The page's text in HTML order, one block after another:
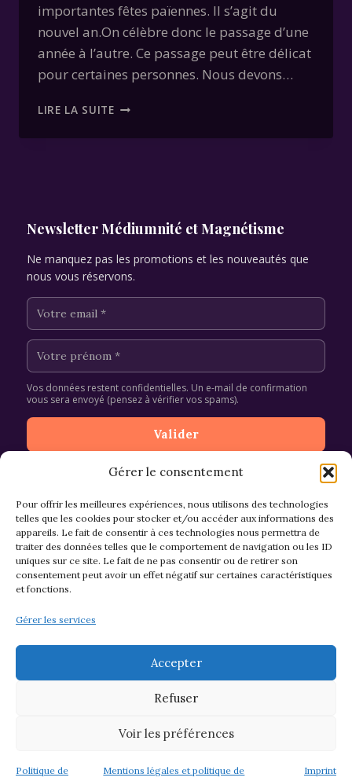
Gérer le consentement
Pour offrir les meilleures expériences, nous utilisons des technologies
telles que les cookies pour stocker et/ou accéder aux informations des
appareils. Le fait de consentir à ces technologies nous permettra de
traiter des données telles que le comportement de navigation ou les ID
uniques sur ce site. Le fait de ne pas consentir ou de retirer son
consentement peut avoir un effet négatif sur certaines caractéristiques
et fonctions.
Gérer les services
Accepter
Refuser
Voir les préférences
Politique de Mentions légales et politique de Imprint
importantes fêtes païennes. Il s’agit du
nouvel an.On célèbre donc le passage d’une
année à l’autre. Ce passage peut être délicat
pour certaines personnes. Nous devons…
LIRE LA SUITESAMHAIN
DU
NOVEMBRE
Newsletter Médiumnité et Magnétisme
Ne manquez pas les promotions et les nouveautés que
nous vous réservons.
Vos données restent confidentielles. Un e-mail de confirmation
vous sera envoyé (pensez à vérifier vos spams).
CGV et Retours
Mentions légales & confidentialité
© 2026 Asso M&M - Thème WordPress par
Kadence WP